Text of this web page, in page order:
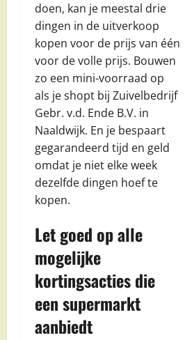
doen, kan je meestal drie
dingen in de uitverkoop
kopen voor de prijs van één
voor de volle prijs. Bouwen
zo een mini-voorraad op
als je shopt bij Zuivelbedrijf
Gebr. v.d. Ende B.V. in
Naaldwijk. En je bespaart
gegarandeerd tijd en geld
omdat je niet elke week
dezelfde dingen hoef te
kopen.
Let goed op alle
mogelijke
kortingsacties die
een supermarkt
aanbiedt